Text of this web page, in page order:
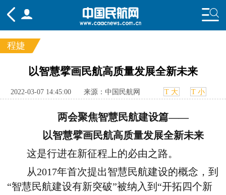
国内 国际
行业
程婕
以智慧擘画民航高质量发展全新未来
2022-03-07 14:45:00 来源：中国民航网 T 大 T 小
两会聚焦智慧民航建设篇——
以智慧擘画民航高质量发展全新未来
这是行进在新征程上的必由之路。
从2017年首次提出智慧民航建设的概念，到
“智慧民航建设有新突破”被纳入到“开拓四个新